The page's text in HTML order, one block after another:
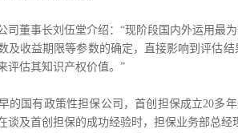
董事长刘伍堂介绍：“现阶段国内外运用最
及收益期限等参数的确定，直接影响到评估
评估其知识产权价值。”
国有政策性担保公司，首创担保成立20多年
谈及首创担保的成功经验时，担保业务部总